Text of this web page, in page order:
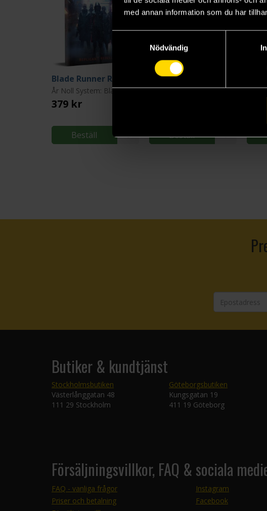
med annan information som du har
Nödvändig
År Noll System: Blade Runner
379 kr
Beställ
The One Ring - Roleplaying in the World of The Lord of the Rings
Beställ
OSR
Butiker & kundtjänst
Stockholmsbutiken
Västerlånggatan 48
111 29 Stockholm
Göteborgsbutiken
Kungsgatan 19
411 19 Göteborg
Försäljningsvillkor, FAQ & sociala
FAQ - vanliga frågor
Priser och betalning
Instagram
Facebook